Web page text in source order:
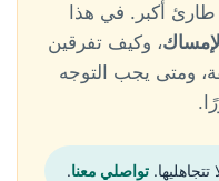
طارئ أكبر. في هذا
، وكيف تفرقين
ومتى يجب التوجه
تواصلي معنا.